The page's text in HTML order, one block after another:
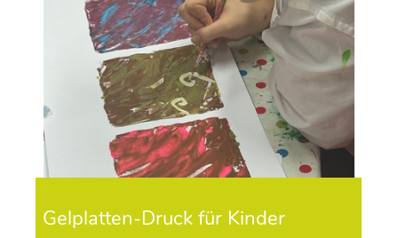
Gelplatten-Druck für Kinder